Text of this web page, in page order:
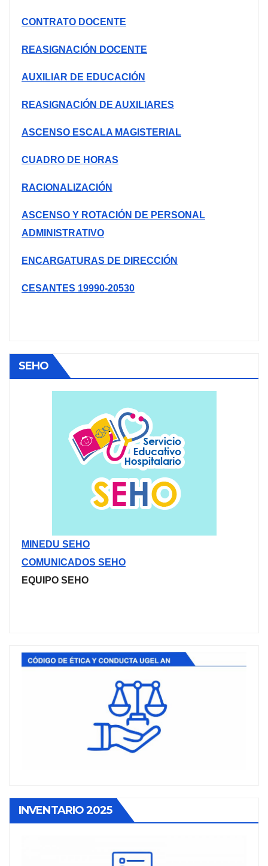
CONTRATO DOCENTE
REASIGNACIÓN DOCENTE
AUXILIAR DE EDUCACIÓN
REASIGNACIÓN DE AUXILIARES
ASCENSO ESCALA MAGISTERIAL
CUADRO DE HORAS
RACIONALIZACIÓN
ASCENSO Y ROTACIÓN DE PERSONAL
ADMINISTRATIVO
ENCARGATURAS DE DIRECCIÓN
CESANTES 19990-20530
SEHO
MINEDU SEHO
COMUNICADOS SEHO
EQUIPO SEHO
INVENTARIO 2025